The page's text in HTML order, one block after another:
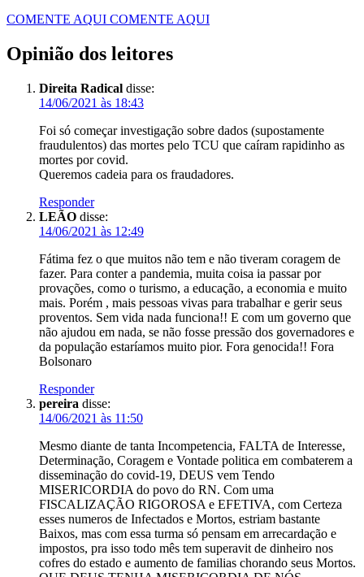
COMENTE AQUI COMENTE AQUI
Opinião dos leitores
Direita Radical disse:
14/06/2021 às 18:43
Foi só começar investigação sobre dados (supostamente
fraudulentos) das mortes pelo TCU que caíram rapidinho as
mortes por covid.
Queremos cadeia para os fraudadores.
Responder
LEÃO disse:
14/06/2021 às 12:49
Fátima fez o que muitos não tem e não tiveram coragem de
fazer. Para conter a pandemia, muita coisa ia passar por
provações, como o turismo, a educação, a economia e muito
mais. Porém , mais pessoas vivas para trabalhar e gerir seus
proventos. Sem vida nada funciona!! E com um governo que
não ajudou em nada, se não fosse pressão dos governadores e
da população estaríamos muito pior. Fora genocida!! Fora
Bolsonaro
Responder
pereira disse:
14/06/2021 às 11:50
Mesmo diante de tanta Incompetencia, FALTA de Interesse,
Determinação, Coragem e Vontade politica em combaterem a
disseminação do covid-19, DEUS vem Tendo
MISERICORDIA do povo do RN. Com uma
FISCALIZAÇÃO RIGOROSA e EFETIVA, com Certeza
esses numeros de Infectados e Mortos, estriam bastante
Baixos, mas com essa turma só pensam em arrecardação e
impostos, pra isso todo mês tem superavit de dinheiro nos
cofres do estado e aumento de familias chorando seus Mortos.